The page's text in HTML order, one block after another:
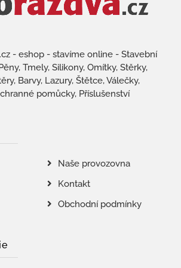
- eshop - stavíme online - Stavební
Tmely, Silikony, Omítky, Stěrky,
Barvy, Lazury, Štětce, Válečky,
pomůcky, Příslušenství
Naše provozovna
Kontakt
Obchodní podmínky